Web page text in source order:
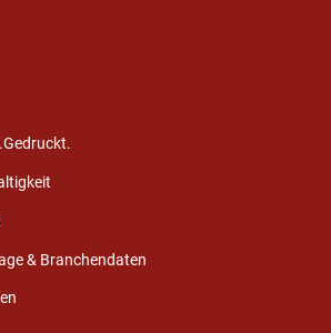
& Branchendaten